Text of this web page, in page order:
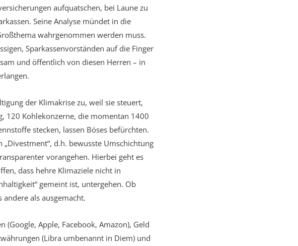
aufquatschen, bei Laune zu
Seine Analyse mündet in die
wahrgenommen werden muss.
Sparkassenvorständen auf die Finger
und öffentlich von diesen Herren – in
der Klimakrise zu, weil sie steuert,
120 Kohlekonzerne, die momentan 1400
stecken, lassen Böses befürchten.
d.h. bewusste Umschichtung
vorangehen. Hierbei geht es
dass hehre Klimaziele nicht in
gemeint ist, untergehen. Ob
als ausgemacht.
Apple, Facebook, Amazon), Geld
(Libra umbenannt in Diem) und